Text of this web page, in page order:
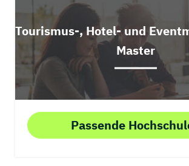
Tourismus-, Hotel- und
Master
Passende